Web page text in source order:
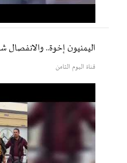
اليمنيون إخوة..
قناة اليوم الثامن